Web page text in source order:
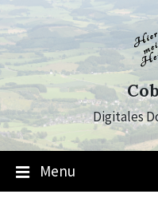
Skip
to
content
Skip
to
main
navigation
Skip
to
footer
Digitales
Menu